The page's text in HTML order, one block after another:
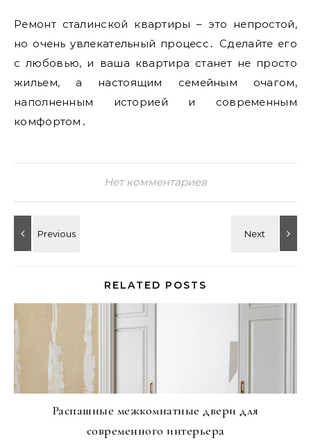
Ремонт сталинской квартиры – это непростой,
но очень увлекательный процесс․ Сделайте его
с любовью, и ваша квартира станет не просто
жильем, а настоящим семейным очагом,
наполненным историей и современным
комфортом․
Нет комментариев
RELATED POSTS
Распашные межкомнатные двери для
современного интерьера